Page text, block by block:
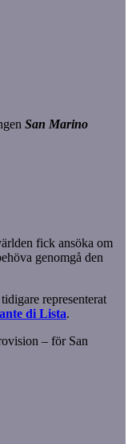
San Marino
fick ansöka om
genomgå den
representerat
di Lista.
– för San